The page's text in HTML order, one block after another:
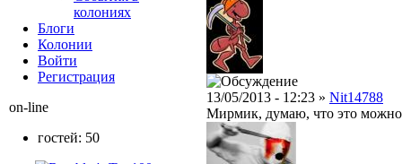
13/05/2013 - 12:23 » Nit14788
Мирмик, думаю, что это можно
колониях
Блоги
Колонии
Войти
Peгиcтpaция
on-line
гостей: 50